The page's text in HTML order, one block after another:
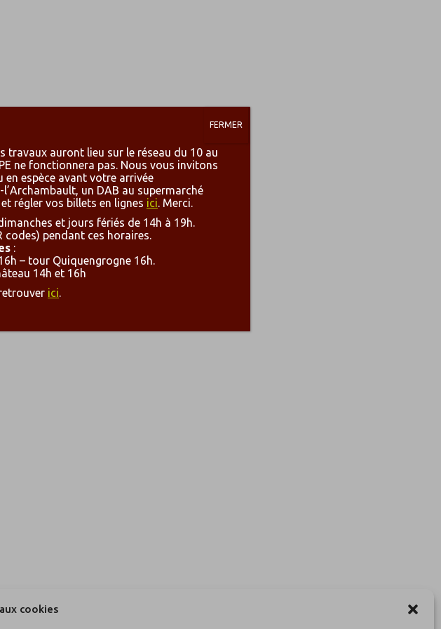
cookies
travaux auront lieu sur le réseau du 10 au
ne fonctionnera pas. Nous vous invitons
espèce avant votre arrivée
un DAB au supermarché
régler vos billets en lignes ici. Merci.
et jours fériés de 14h à 19h.
codes) pendant ces horaires.
:
– tour Quiquengrogne 16h.
14h et 16h
ici.
FERMER